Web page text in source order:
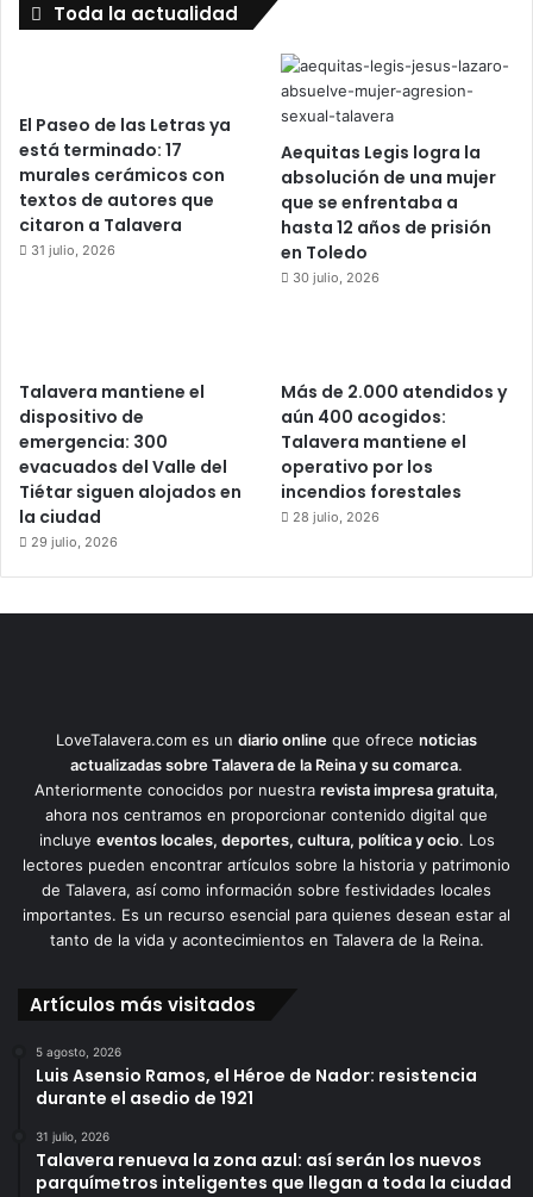
Toda la actualidad
El Paseo de las Letras ya
está terminado: 17
murales cerámicos con
textos de autores que
citaron a Talavera
31 julio, 2026
Aequitas Legis logra la
absolución de una mujer
que se enfrentaba a
hasta 12 años de prisión
en Toledo
30 julio, 2026
Talavera mantiene el
dispositivo de
emergencia: 300
evacuados del Valle del
Tiétar siguen alojados en
la ciudad
29 julio, 2026
Más de 2.000 atendidos y
aún 400 acogidos:
Talavera mantiene el
operativo por los
incendios forestales
28 julio, 2026
LoveTalavera.com es un diario online que ofrece noticias
actualizadas sobre Talavera de la Reina y su comarca.
Anteriormente conocidos por nuestra revista impresa gratuita,
ahora nos centramos en proporcionar contenido digital que
incluye eventos locales, deportes, cultura, política y ocio. Los
lectores pueden encontrar artículos sobre la historia y patrimonio
de Talavera, así como información sobre festividades locales
importantes. Es un recurso esencial para quienes desean estar al
tanto de la vida y acontecimientos en Talavera de la Reina.
Artículos más visitados
5 agosto, 2026
Luis Asensio Ramos, el Héroe de Nador: resistencia
durante el asedio de 1921
31 julio, 2026
Talavera renueva la zona azul: así serán los nuevos
parquímetros inteligentes que llegan a toda la ciudad